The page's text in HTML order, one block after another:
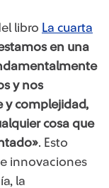
libro
La cuarta
en una
y nos
y complejidad,
cosa que
. Esto
innovaciones
la